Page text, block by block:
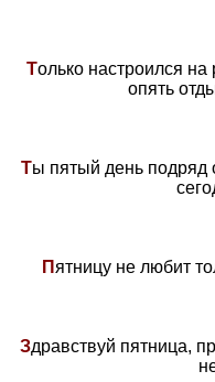
Только настроился на
опять
Ты пятый день подряд
П ятницу не любит
Здравствуй пятница,